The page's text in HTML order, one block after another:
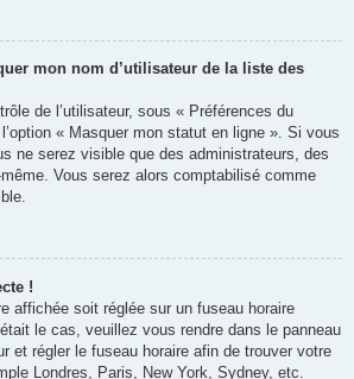
mon nom d’utilisateur de la liste des
de l’utilisateur, sous « Préférences du
« Masquer mon statut en ligne ». Si vous
ne serez visible que des administrateurs, des
Vous serez alors comptabilisé comme
!
affichée soit réglée sur un fuseau horaire
le cas, veuillez vous rendre dans le panneau
et régler le fuseau horaire afin de trouver votre
Londres, Paris, New York, Sydney, etc.